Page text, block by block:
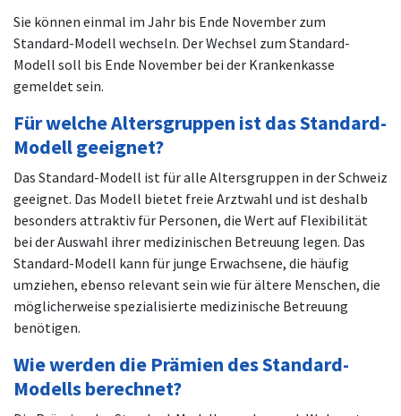
Sie können einmal im Jahr bis Ende November zum
Standard-Modell wechseln. Der Wechsel zum Standard-
Modell soll bis Ende November bei der Krankenkasse
gemeldet sein.
Für welche Altersgruppen ist das Standard-
Modell geeignet?
Das Standard-Modell ist für alle Altersgruppen in der Schweiz
geeignet. Das Modell bietet freie Arztwahl und ist deshalb
besonders attraktiv für Personen, die Wert auf Flexibilität
bei der Auswahl ihrer medizinischen Betreuung legen. Das
Standard-Modell kann für junge Erwachsene, die häufig
umziehen, ebenso relevant sein wie für ältere Menschen, die
möglicherweise spezialisierte medizinische Betreuung
benötigen.
Wie werden die Prämien des Standard-
Modells berechnet?